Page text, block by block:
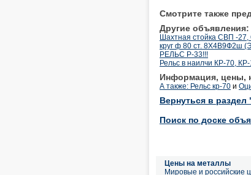
Смотрите также
Другие объявления:
Шахтная стойка СВП -
круг ф 80 ст. 8Х4В9Ф2ш
РЕЛЬС Р-33!!!
Рельс в наилчи КР-70,
Информация, цены,
А также: Рельс кр-70 и
Вернуться в
Поиск по доске
Цены на металлы
Мировые и российские